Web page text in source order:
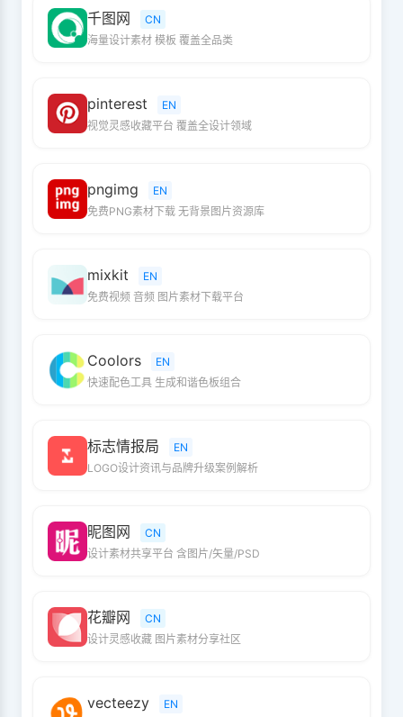
千图网
CN
海量设计素材 模板 覆盖全品类
pinterest
EN
视觉灵感收藏平台 覆盖全设计领域
pngimg
EN
免费PNG素材下载 无背景图片资源库
mixkit
EN
免费视频 音频 图片素材下载平台
Coolors
EN
快速配色工具 生成和谐色板组合
标志情报局
EN
LOGO设计资讯与品牌升级案例解析
昵图网
CN
设计素材共享平台 含图片/矢量/PSD
花瓣网
CN
设计灵感收藏 图片素材分享社区
vecteezy
EN